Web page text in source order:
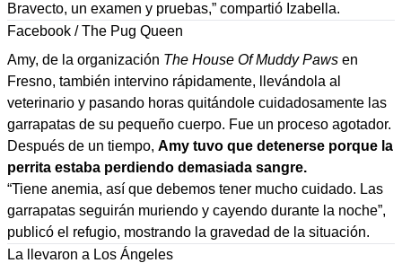
Bravecto, un examen y pruebas,” compartió Izabella.
Facebook / The Pug Queen
Amy, de la organización The House Of Muddy Paws en
Fresno, también intervino rápidamente, llevándola al
veterinario y pasando horas quitándole cuidadosamente las
garrapatas de su pequeño cuerpo. Fue un proceso agotador.
Después de un tiempo, Amy tuvo que detenerse porque la
perrita estaba perdiendo demasiada sangre.
“Tiene anemia, así que debemos tener mucho cuidado. Las
garrapatas seguirán muriendo y cayendo durante la noche”,
publicó el refugio, mostrando la gravedad de la situación.
La llevaron a Los Ángeles